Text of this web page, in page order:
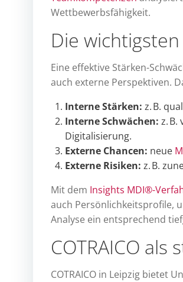
Wettbewerbsfähigkeit.
Die
Eine effektive Stärken-
auch externe Perspektiven.
Interne Stärken: z. B.
Interne Schwächen: z.
Digitalisierung.
Externe Chancen: neue
Externe Risiken: z. B.
Mit dem Insights MDI®-
auch Persönlichkeitsprofile,
Analyse ein entsprechend
COTRAICO
COTRAICO in Leipzig bietet